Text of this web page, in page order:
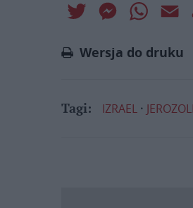
Twitter Messenger
Wersja do druku
Tagi: IZRAEL